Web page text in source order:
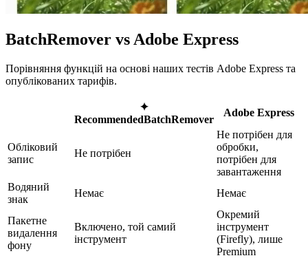
BatchRemover vs Adobe Express
Порівняння функцій на основі наших тестів Adobe Express та
опублікованих тарифів.
✦
RecommendedBatchRemover
Adobe Express
Обліковий
запис
Не потрібен
Не потрібен для
обробки,
потрібен для
завантаження
Водяний
знак
Немає Немає
Пакетне
видалення
фону
Включено, той самий
інструмент
Окремий
інструмент
(Firefly), лише
Premium